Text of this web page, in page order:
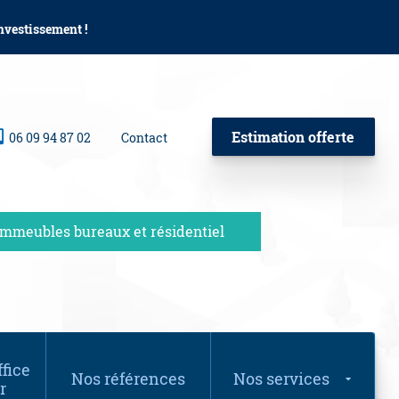
!
06 09 94 87 02 Contact Estimation offerte
bureaux et résidentiel
Nos références Nos services